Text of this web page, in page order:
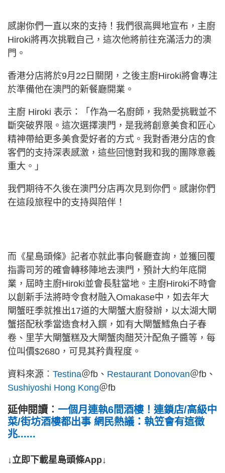
感謝你們一直以來的支持！我們很高興地宣布，主廚
Hiroki將再次挑戰自己，這次他將前往充滿活力的澳
門。
香港分店將於9月22日關閉，之後主廚Hiroki將會專注
於準備他在澳門的新餐廳開業。
主廚 Hiroki 表示：「作為一名廚師，我熱愛挑戰並不
斷突破界限。這次選擇澳門，是我將創意美食和匠心
精神帶給更多美食愛好者的方式。我對香港分店的食
客們的支持深表感激，這些回憶對我和我的團隊意義
重大。」
我們期待不久後在澳門分店再次見到你們。感謝你們
在這段旅程中的支持與陪伴！
而《星島頭條》記者亦就此事向餐廳查詢，並獲回覆
指壽司芳的確會轉移陣地去澳門，預計大約年底開
業，屆時主廚Hiroki並會長駐當地。主廚Hiroki不時會
以創新手法將時令食材融入Omakase中，如去年大
閘蟹旺季就推出17道的大閘蟹大廚發辦，以太湖大閘
蟹搭配秋季當造食材入饌，如有大閘蟹鱈魚白子春
卷、里芋大閘蟹糕及大閘蟹肉醋芡汁配魚子醬等，每
位叫價$2680，可見其矜貴程度。
資料來源︰ Testina＠fb、 Restaurant Donovan＠fb、
Sushiyoshi Hong Kong＠fb
延伸閱讀︰ 一個月連執6間酒樓！連鎖店/高級中
菜/街坊酒樓都出事 網民熱議：執笠會有這徵
兆......
↓立即下載星島頭條App↓